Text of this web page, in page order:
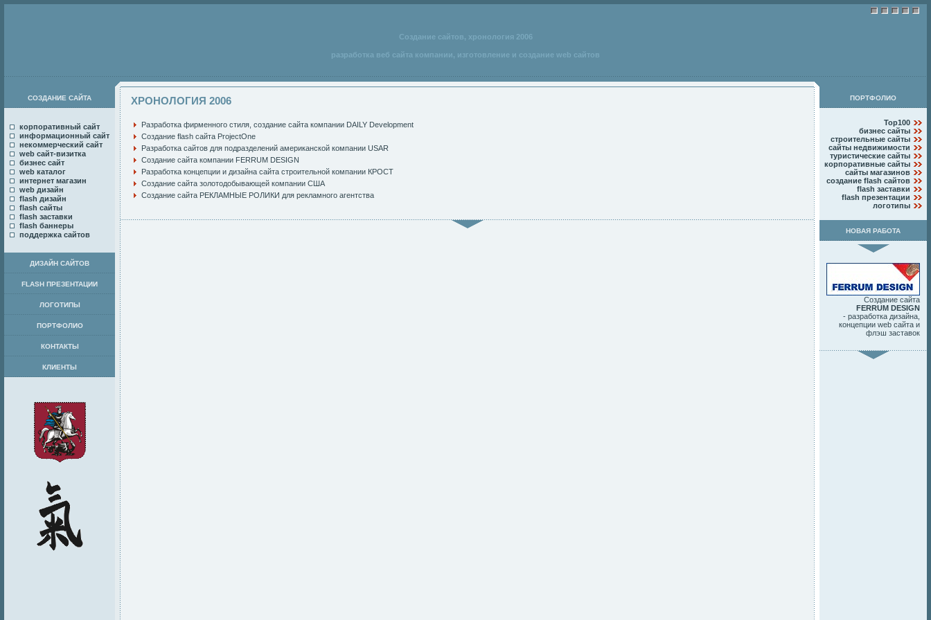
Создание сайтов, хронология 2006
разработка веб сайта компании, изготовление и создание web сайтов
СОЗДАНИЕ САЙТА
корпоративный сайт
информационный сайт
некоммерческий сайт
web сайт-визитка
бизнес сайт
web каталог
интернет магазин
web дизайн
flash дизайн
flash сайты
flash заставки
flash баннеры
поддержка сайтов
ДИЗАЙН САЙТОВ
FLASH ПРЕЗЕНТАЦИИ
ЛОГОТИПЫ
ПОРТФОЛИО
КОНТАКТЫ
КЛИЕНТЫ
ХРОНОЛОГИЯ 2006
Разработка фирменного стиля создание сайта компании DAILY Development
Создание flash сайта ProjectOne
Разработка сайтов для подразделений американской компании USAR
Создание сайта компании FERRUM DESIGN
Разработка концепции и дизайна сайта строительной компании КРОСТ
Создание сайта золотодобывающей компании США
Создание сайта РЕКЛАМНЫЕ РОЛИКИ для рекламного агентства
ПОРТФОЛИО
Top100
бизнес сайты
строительные сайты
сайты недвижимости
туристические сайты
корпоративные сайты
сайты магазинов
создание flash сайтов
flash заставки
flash презентации
логотипы
НОВАЯ РАБОТА
Создание сайта
FERRUM DESIGN
- разработка дизайна,
концепции web сайта и
флэш заставок